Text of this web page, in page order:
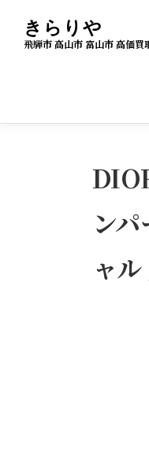
へ
きらりや
飛騨市 高山市 富山市 高価
ン
ャ